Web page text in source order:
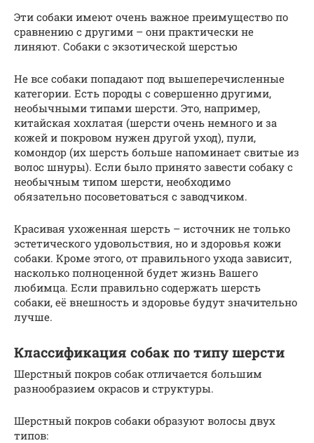
Эти собаки имеют очень важное преимущество по
сравнению с другими – они практически не
линяют. Собаки с экзотической шерстью
Не все собаки попадают под вышеперечисленные
категории. Есть породы с совершенно другими,
необычными типами шерсти. Это, например,
китайская хохлатая (шерсти очень немного и за
кожей и покровом нужен другой уход), пули,
комондор (их шерсть больше напоминает свитые из
волос шнуры). Если было принято завести собаку с
необычным типом шерсти, необходимо
обязательно посоветоваться с заводчиком.
Красивая ухоженная шерсть – источник не только
эстетического удовольствия, но и здоровья кожи
собаки. Кроме этого, от правильного ухода зависит,
насколько полноценной будет жизнь Вашего
любимца. Если правильно содержать шерсть
собаки, её внешность и здоровье будут значительно
лучше.
Классификация собак по типу шерсти
Шерстный покров собак отличается большим
разнообразием окрасов и структуры.
Шерстный покров собаки образуют волосы двух
типов: